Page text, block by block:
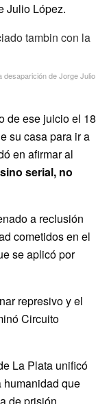
Julio López.
desaparición de Jorge Julio
de ese juicio el 18
su casa para ir a
en afirmar al
serial, no
a reclusión
cometidos en el
se aplicó por
represivo y el
Circuito
La Plata unificó
humanidad que